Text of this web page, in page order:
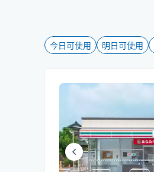
今日可使用 明日可使用